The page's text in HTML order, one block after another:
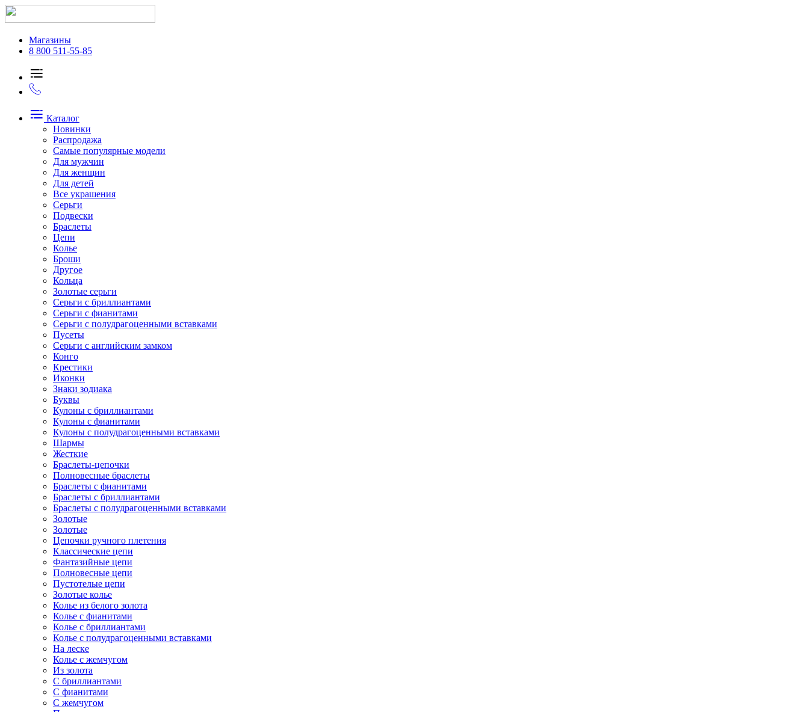
Магазины
8 800 511-55-85
Каталог
Новинки
Распродажа
Самые популярные модели
Для мужчин
Для женщин
Для детей
Все украшения
Серьги
Подвески
Браслеты
Цепи
Колье
Броши
Другое
Кольца
Золотые серьги
Серьги с бриллиантами
Серьги с фианитами
Серьги с полудрагоценными вставками
Пусеты
Серьги с английским замком
Конго
Крестики
Иконки
Знаки зодиака
Буквы
Кулоны с бриллиантами
Кулоны с фианитами
Кулоны с полудрагоценными вставками
Шармы
Жесткие
Браслеты-цепочки
Полновесные браслеты
Браслеты с фианитами
Браслеты с бриллиантами
Браслеты с полудрагоценными вставками
Золотые
Золотые
Цепочки ручного плетения
Классические цепи
Фантазийные цепи
Полновесные цепи
Пустотелые цепи
Золотые колье
Колье из белого золота
Колье с фианитами
Колье с бриллиантами
Колье с полудрагоценными вставками
На леске
Колье с жемчугом
Из золота
С бриллиантами
С фианитами
С жемчугом